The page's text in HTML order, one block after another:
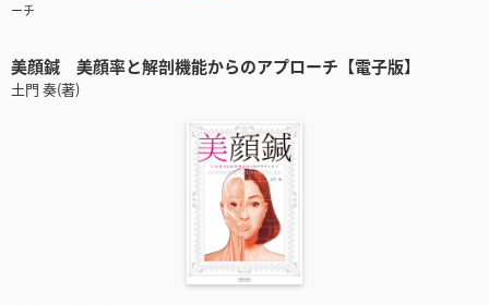
ーチ
美顔鍼 美顔率と解剖機能からのアプローチ【電子版】
土門 奏(著)